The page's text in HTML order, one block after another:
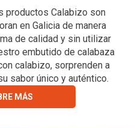
productos Calabizo son
en Galicia de manera
de calidad y sin utilizar
embutido de calabaza
calabizo, sorprenden a
sabor único y auténtico.
MÁS